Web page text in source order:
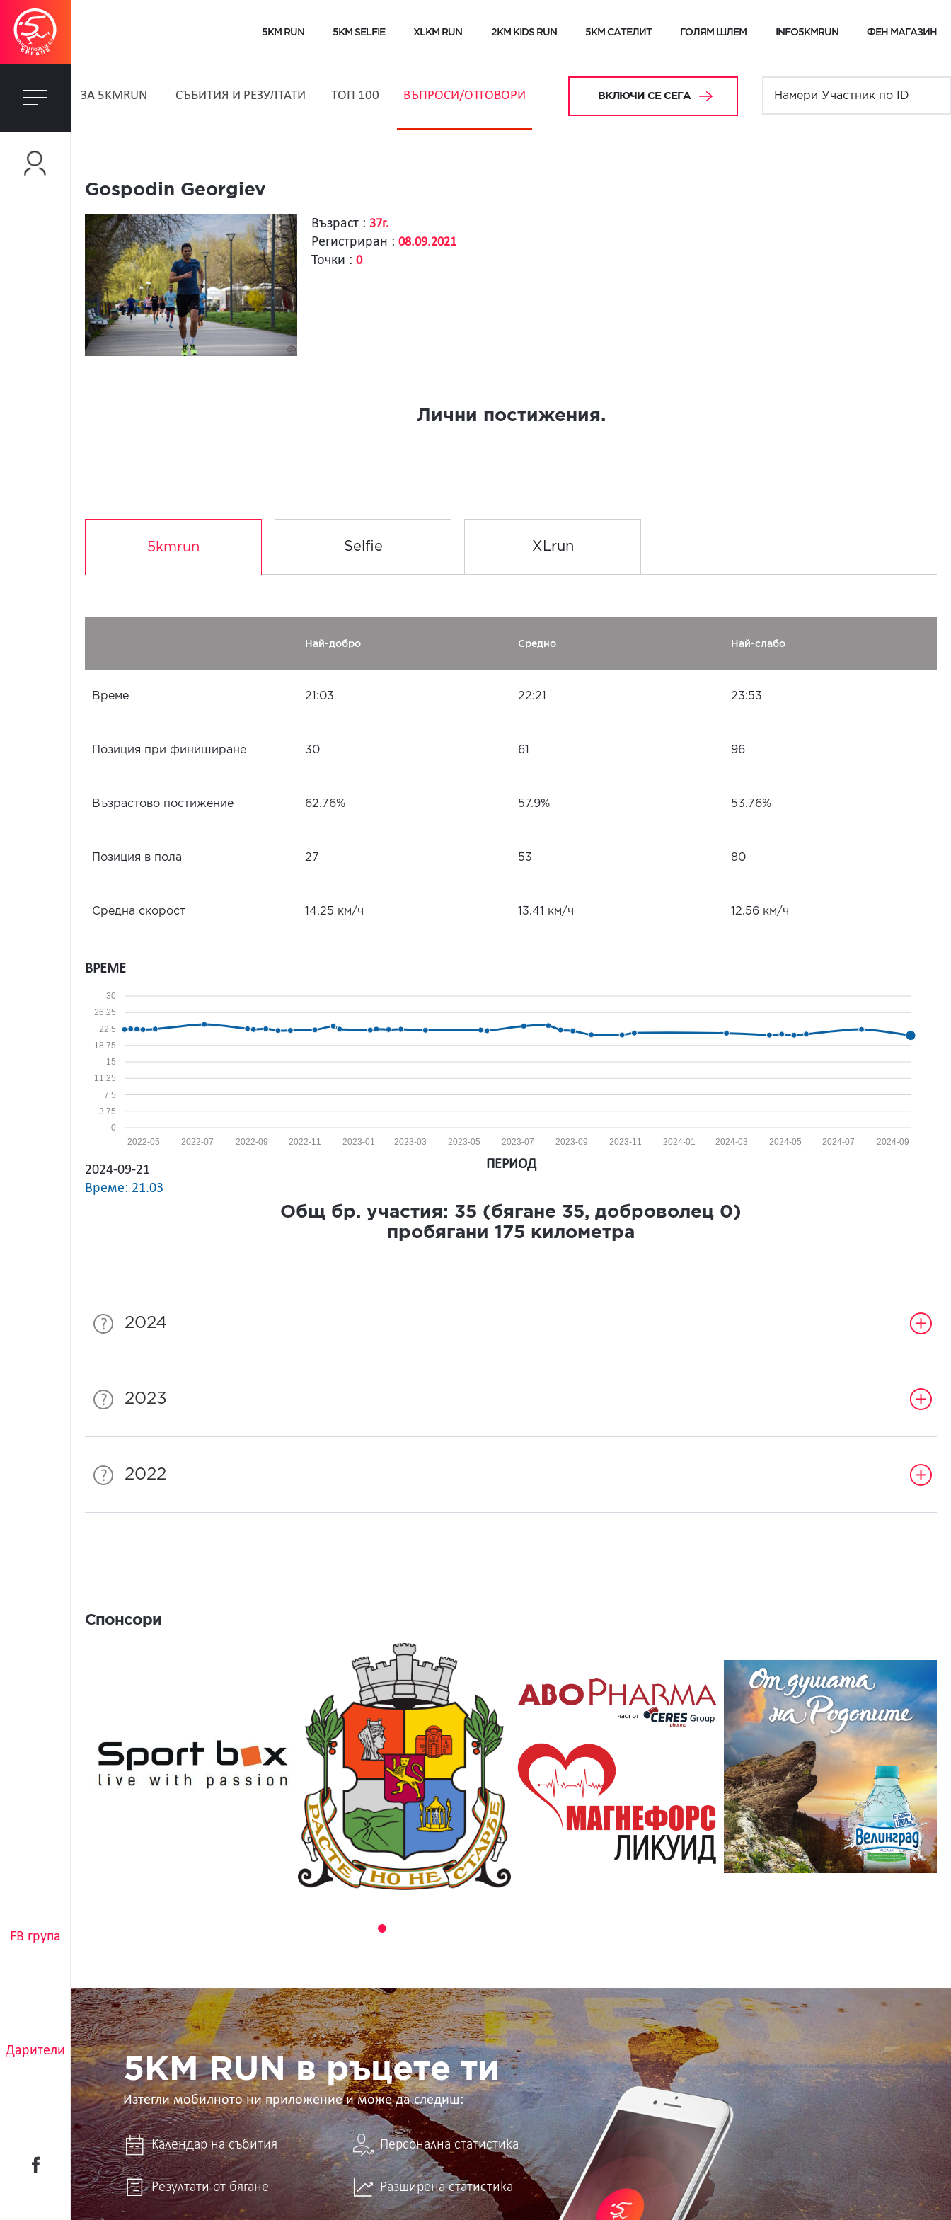
5KM RUN 5KM SELFIE XLKM RUN 2KM KIDS RUN 5KM САТЕЛИТ ГОЛЯМ ШЛЕМ INFO5KMRUN ФЕН МАГАЗИН
FB група
Дарители
ЗA 5KMRUN СЪБИТИЯ И РЕЗУЛТАТИ ТОП 100 ВЪПРОСИ/ОТГОВОРИ ВКЛЮЧИ СЕ СЕГА
Gospodin Georgiev
Възраст : 37г.
Регистриран : 08.09.2021
Точки : 0
Лични постижения.
5kmrun Selfie XLrun
Най-добро Средно Най-слабо
Време 21:03 22:21 23:53
Позиция при финиширане 30 61 96
Възрастово постижение 62.76% 57.9% 53.76%
Позиция в пола 27 53 80
Средна скорост 14.25 км/ч 13.41 км/ч 12.56 км/ч
ВРЕМЕ
0
3.75
7.5
11.25
15
18.75
22.5
26.25
30
2024-09
2024-07
2024-05
2024-03
2024-01
2023-11
2023-09
2023-07
2023-05
2023-03
2023-01
2022-11
2022-09
2022-07
2022-05
2024-09-21
Време: 21.03
ПЕРИОД
Общ бр. участия: 35 (бягане 35, доброволец 0)
пробягани 175 километра
2024
2023
2022
Спонсори
5KM
RUN
в
ръцете
ти
5KM RUN в ръцете ти
Изтегли мобилното ни приложение и може да следиш:
Календар на събития Персонална статистика
Резултати от бягане Разширена статистика